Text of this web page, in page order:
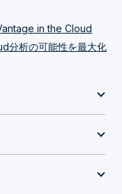
in the Cloud
分析の可能性を最大化